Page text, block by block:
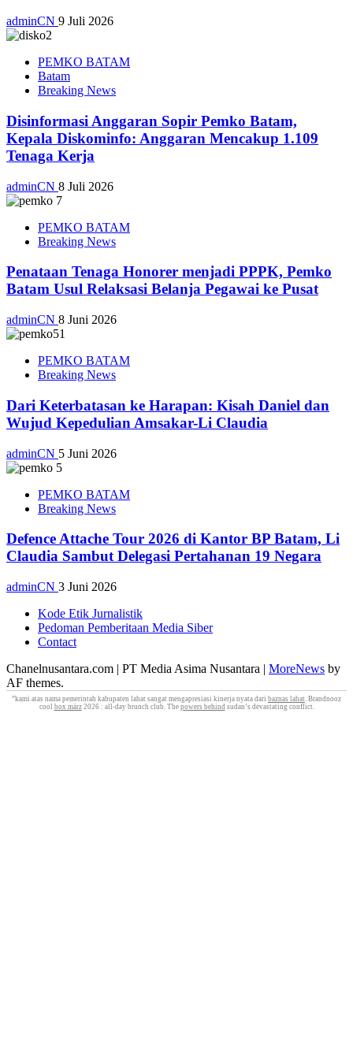
adminCN 9 Juli 2026
PEMKO BATAM
Batam
Breaking News
Disinformasi Anggaran Sopir Pemko Batam,
Kepala Diskominfo: Anggaran Mencakup 1.109
Tenaga Kerja
adminCN 8 Juli 2026
PEMKO BATAM
Breaking News
Penataan Tenaga Honorer menjadi PPPK, Pemko
Batam Usul Relaksasi Belanja Pegawai ke Pusat
adminCN 8 Juni 2026
PEMKO BATAM
Breaking News
Dari Keterbatasan ke Harapan: Kisah Daniel dan
Wujud Kepedulian Amsakar-Li Claudia
adminCN 5 Juni 2026
PEMKO BATAM
Breaking News
Defence Attache Tour 2026 di Kantor BP Batam, Li
Claudia Sambut Delegasi Pertahanan 19 Negara
adminCN 3 Juni 2026
Kode Etik Jurnalistik
Pedoman Pemberitaan Media Siber
Contact
Chanelnusantara.com | PT Media Asima Nusantara | MoreNews by
AF themes.
​”kami atas nama pemerintah kabupaten lahat sangat mengapresiasi kinerja nyata dari baznas lahat. Brandnooz
cool box märz2026 : all‑day brunch club. The powers behind sudan’s devastating conflict.